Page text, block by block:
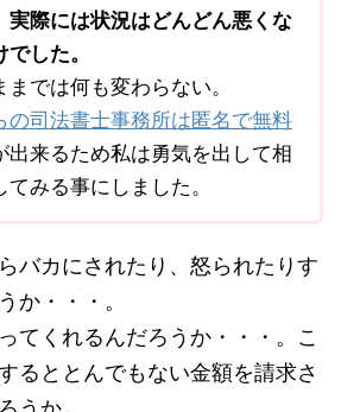
実際には状況はどんどん悪くな
でした。
までは何も変わらない。
の司法書士事務所は匿名で無料
出来るため私は勇気を出して相
てみる事にしました。
バカにされたり、怒られたりす
か・・・。
てくれるんだろうか・・・。こ
るととんでもない金額を請求さ